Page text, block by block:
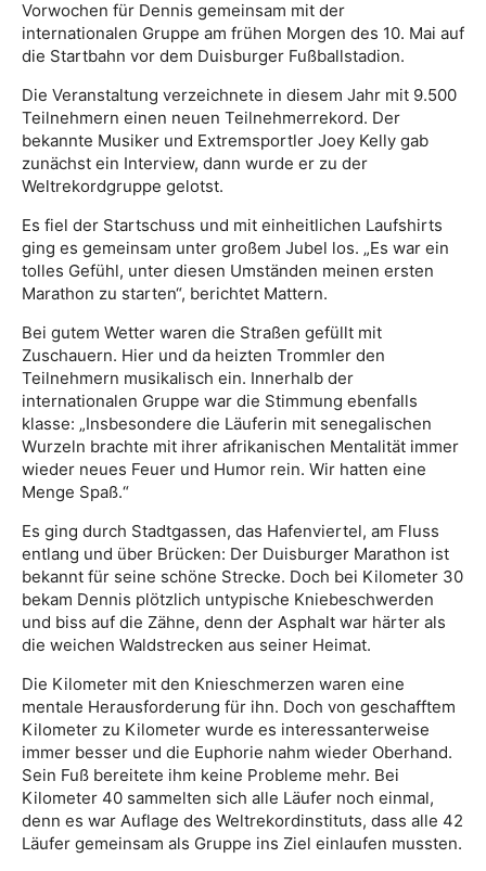
Vorwochen für Dennis gemeinsam mit der
internationalen Gruppe am frühen Morgen des 10. Mai auf
die Startbahn vor dem Duisburger Fußballstadion.
Die Veranstaltung verzeichnete in diesem Jahr mit 9.500
Teilnehmern einen neuen Teilnehmerrekord. Der
bekannte Musiker und Extremsportler Joey Kelly gab
zunächst ein Interview, dann wurde er zu der
Weltrekordgruppe gelotst.
Es fiel der Startschuss und mit einheitlichen Laufshirts
ging es gemeinsam unter großem Jubel los. „Es war ein
tolles Gefühl, unter diesen Umständen meinen ersten
Marathon zu starten“, berichtet Mattern.
Bei gutem Wetter waren die Straßen gefüllt mit
Zuschauern. Hier und da heizten Trommler den
Teilnehmern musikalisch ein. Innerhalb der
internationalen Gruppe war die Stimmung ebenfalls
klasse: „Insbesondere die Läuferin mit senegalischen
Wurzeln brachte mit ihrer afrikanischen Mentalität immer
wieder neues Feuer und Humor rein. Wir hatten eine
Menge Spaß.“
Es ging durch Stadtgassen, das Hafenviertel, am Fluss
entlang und über Brücken: Der Duisburger Marathon ist
bekannt für seine schöne Strecke. Doch bei Kilometer 30
bekam Dennis plötzlich untypische Kniebeschwerden
und biss auf die Zähne, denn der Asphalt war härter als
die weichen Waldstrecken aus seiner Heimat.
Die Kilometer mit den Knieschmerzen waren eine
mentale Herausforderung für ihn. Doch von geschafftem
Kilometer zu Kilometer wurde es interessanterweise
immer besser und die Euphorie nahm wieder Oberhand.
Sein Fuß bereitete ihm keine Probleme mehr. Bei
Kilometer 40 sammelten sich alle Läufer noch einmal,
denn es war Auflage des Weltrekordinstituts, dass alle 42
Läufer gemeinsam als Gruppe ins Ziel einlaufen mussten.